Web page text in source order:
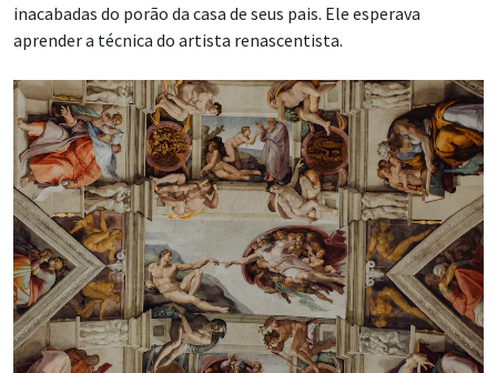
inacabadas do porão da casa de seus pais. Ele esperava
aprender a técnica do artista renascentista.